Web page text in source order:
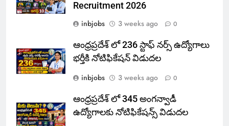
Recruitment 2026
inbjobs
3 weeks ago 0
ఆంధ్రప్రదేశ్ లో 236 స్టాఫ్ నర్స్ ఉద్యోగాలు
భర్తీకి నోటిఫికేషన్ విడుదల
inbjobs
3 weeks ago 0
ఆంధ్రప్రదేశ్ లో 345 అంగన్వాడీ
ఉద్యోగాలకు నోటిఫికేషన్స్ విడుదల